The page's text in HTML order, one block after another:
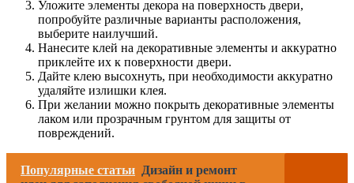
Уложите элементы декора на поверхность двери,
попробуйте различные варианты расположения,
выберите наилучший.
Нанесите клей на декоративные элементы и аккуратно
приклейте их к поверхности двери.
Дайте клею высохнуть, при необходимости аккуратно
удаляйте излишки клея.
При желании можно покрыть декоративные элементы
лаком или прозрачным грунтом для защиты от
повреждений.
Популярные статьи Дизайн и ремонт